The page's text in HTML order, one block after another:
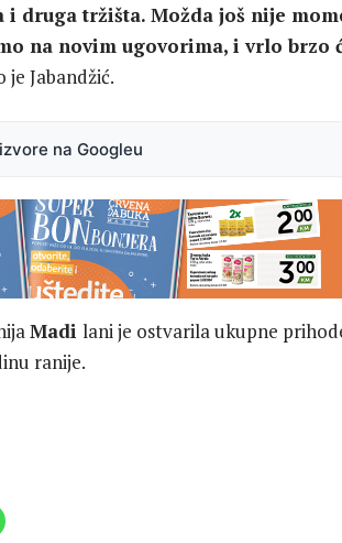
druga tržišta. Možda još nije
na novim ugovorima, i vrlo brzo
je Jabandžić.
na Googleu
Madi lani je ostvarila ukupne
ranije.